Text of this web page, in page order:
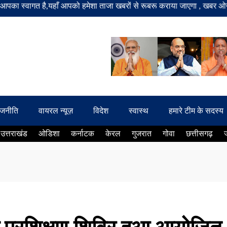
है,यहाँ आपको हमेशा ताजा खबरों से रूबरू कराया जाएगा , खबर ओर
वायरल न्यूज़ विदेश स्वास्थ हमारे टीम के सदस्य
उत्तराखंड ओडिशा कर्नाटक केरल गुजरात गोवा छत्तीसगढ़